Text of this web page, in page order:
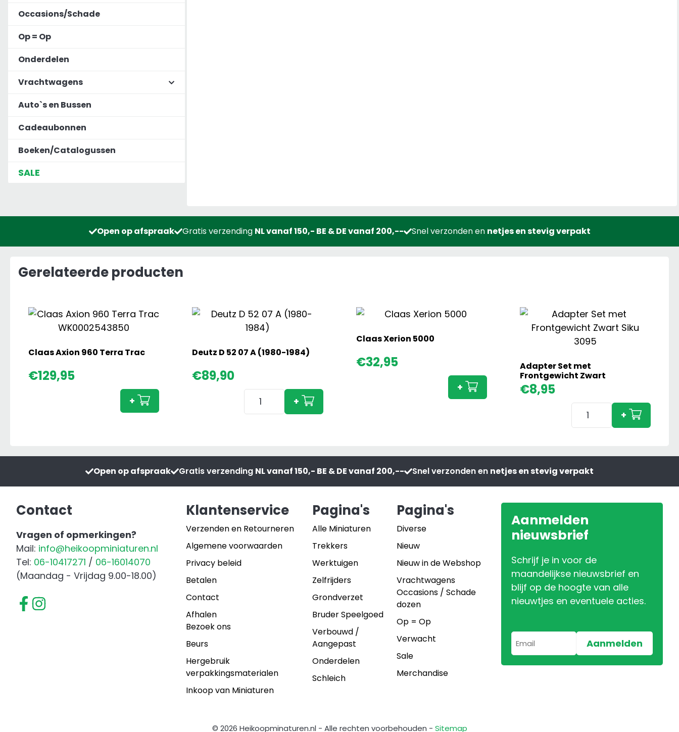
Occasions/Schade
Op = Op
Onderdelen
Vrachtwagens
Auto`s en Bussen
Cadeaubonnen
Boeken/Catalogussen
SALE
Open op afspraak Gratis verzending NL vanaf 150,- BE & DE vanaf 200,-- Snel verzonden en netjes en stevig verpakt
Gerelateerde producten
Claas Axion 960 Terra Trac
€129,95
Terra
+
Deutz D 52 07 A (1980-1984)
€89,90
Deutz
1984)
aantal
+
Claas Xerion 5000
€32,95
Xerion
aantal
+
Adapter Set met
Frontgewicht Zwart
€8,95
Adapter
aantal
+
Open op afspraak Gratis verzending NL vanaf 150,- BE & DE vanaf 200,-- Snel verzonden en netjes en stevig verpakt
Contact
Vragen of opmerkingen?
Mail: info@heikoopminiaturen.nl
Tel: 06-10417271 / 06-16014070
(Maandag - Vrijdag 9.00-18.00)
Klantenservice
Verzenden en Retourneren
Algemene voorwaarden
Privacy beleid
Betalen
Contact
Afhalen
Bezoek ons
Beurs
Hergebruik
verpakkingsmaterialen
Inkoop van Miniaturen
Pagina's
Alle Miniaturen
Trekkers
Werktuigen
Zelfrijders
Grondverzet
Bruder Speelgoed
Verbouwd /
Aangepast
Onderdelen
Schleich
Pagina's
Diverse
Nieuw
Nieuw in de Webshop
Vrachtwagens
Occasions / Schade
dozen
Op = Op
Verwacht
Sale
Merchandise
Aanmelden
nieuwsbrief
Schrijf je in voor de
maandelijkse nieuwsbrief en
blijf op de hoogte van alle
nieuwtjes en eventuele acties.
© 2026 Heikoopminaturen.nl - Alle rechten voorbehouden - Sitemap